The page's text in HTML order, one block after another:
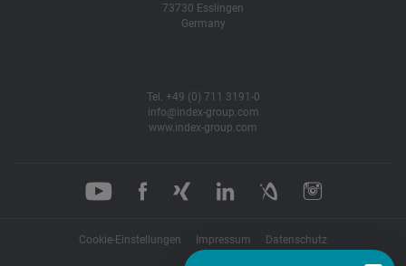
73730 Esslingen
Germany
Tel. +49 (0) 711 3191-0
info@index-group.com
www.index-group.com
Cookie-Einstellungen Impressum Datenschutz